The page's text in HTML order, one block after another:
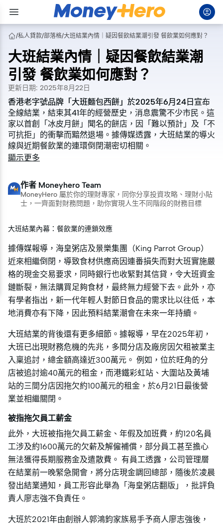
/私人貸款/部落格/大班結業內情｜疑因餐飲結業潮引發 餐飲業如何應對？
大班結業內情｜疑因餐飲結業潮
引發 餐飲業如何應對？
更新日期: 2025年8月22日
香港老字號品牌「大班麵包西餅」於2025年6月24日宣布
全線結業，結束其41年的經營歷史，消息震驚不少市民。這
家以首創「冰皮月餅」聞名的餅店，因「難以預計」及「不
可抗拒」的衝擊而黯然退場。據傳媒透露，大班結業的導火
線與近期餐飲業的連環倒閉潮密切相關。
香港老字號品牌「大班麵包西餅」於2025年6月24日宣布
全線結業，結束其41年的經營歷史，消息震驚不少市民。這
家以首創「冰皮月餅」聞名的餅店，因「難以預計」及「不
可抗拒」的衝擊而黯然退場。據傳媒透露，大班結業的導火
線與近期餐飲業的連環倒閉潮密切相關。
顯示更多
作者 Moneyhero Team
MoneyHero 屬於你的理財專家，同你分享投資攻略、理財小貼
士，一齊面對財務問題，助你實現人生不同階段的財務目標
大班結業內幕：餐飲業的連鎖效應
據傳媒報導，海皇粥店及景樂集團（King Parrot Group）
近來相繼倒閉，導致食材供應商因連番損失而對大班實施嚴
格的現金交易要求，同時銀行也收緊對其信貸，令大班資金
鏈斷裂，無法購買足夠食材，最終無力經營下去。此外，亦
有學者指出，新一代年輕人對節日食品的需求比以往低，本
地消費亦有下降，因此預料結業潮會在未來一年持續。
大班結業的背後還有更多細節。據報導，早在2025年初，
大班已出現財務危機的先兆，多間分店及廠房因欠租被業主
入稟追討，總金額高達近300萬元。 例如，位於旺角的分
店被追討逾40萬元的租金，而港鐵彩虹站、大圍站及黃埔
站的三間分店因拖欠約100萬元的租金，於6月21日最後營
業並相繼關閉。
被指拖欠員工薪金
此外，大班被指拖欠員工薪金、年假及加班費，約120名員
工涉及約1600萬元的欠薪及解僱補償，部分員工甚至擔心
無法獲得長期服務金及遣散費。 有員工透露，公司管理層
在結業前一晚緊急開會，將分店現金調回總部，隨後於凌晨
發出結業通知，員工形容此舉為「海皇粥店翻版」，批評負
責人廖志強不負責任。
大班於2021年由創辦人郭鴻鈞家族易手予商人廖志強後，